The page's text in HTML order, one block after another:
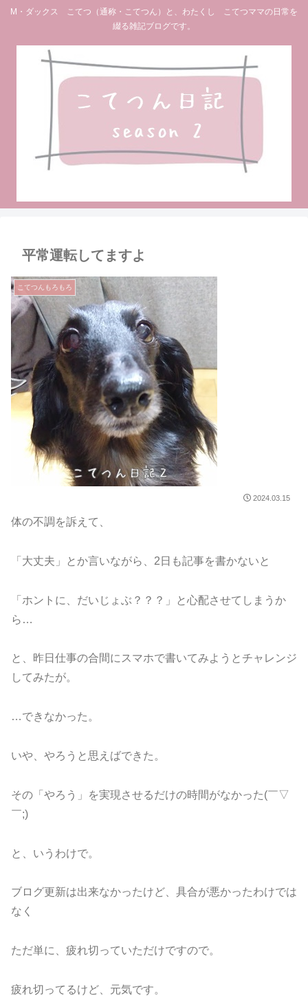
M・ダックス こてつ（通称・こてつん）と、わたくし こてつママの日常を
綴る雑記ブログです。
平常運転してますよ
こてつんもろもろ
2024.03.15
体の不調を訴えて、
「大丈夫」とか言いながら、2日も記事を書かないと
「ホントに、だいじょぶ？？？」と心配させてしまうか
ら…
と、昨日仕事の合間にスマホで書いてみようとチャレンジ
してみたが。
…できなかった。
いや、やろうと思えばできた。
その「やろう」を実現させるだけの時間がなかった(￣▽
￣;)
と、いうわけで。
ブログ更新は出来なかったけど、具合が悪かったわけでは
なく
ただ単に、疲れ切っていただけですので。
疲れ切ってるけど、元気です。